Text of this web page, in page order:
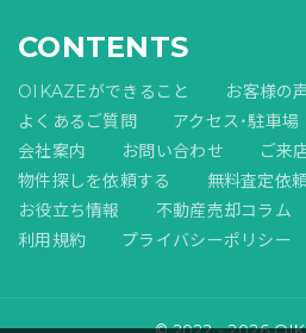
CONTENTS
OIKAZEができること お客様の
よくあるご質問
アクセス・駐車場
会社案内
お問い合わせ
ご来
物件探しを依頼する
無料査定依
お役立ち情報
不動産売却コラム
利用規約
プライバシーポリシー